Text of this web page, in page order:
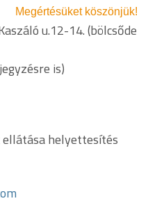
Megértésüket köszönjük!
u.12-14. (bölcsőde
is)
ellátása helyettesítés